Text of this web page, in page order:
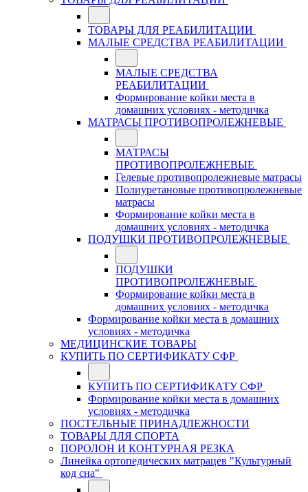
ТОВАРЫ ДЛЯ РЕАБИЛИТАЦИИ
МАЛЫЕ СРЕДСТВА РЕАБИЛИТАЦИИ
МАЛЫЕ СРЕДСТВА
РЕАБИЛИТАЦИИ
Формирование койки места в
домашних условиях - методичка
МАТРАСЫ ПРОТИВОПРОЛЕЖНЕВЫЕ
МАТРАСЫ
ПРОТИВОПРОЛЕЖНЕВЫЕ
Гелевые противопролежневые матрасы
Полиуретановые противопролежневые
матрасы
Формирование койки места в
домашних условиях - методичка
ПОДУШКИ ПРОТИВОПРОЛЕЖНЕВЫЕ
ПОДУШКИ
ПРОТИВОПРОЛЕЖНЕВЫЕ
Формирование койки места в
домашних условиях - методичка
Формирование койки места в домашних
условиях - методичка
МЕДИЦИНСКИЕ ТОВАРЫ
КУПИТЬ ПО СЕРТИФИКАТУ СФР
КУПИТЬ ПО СЕРТИФИКАТУ СФР
Формирование койки места в домашних
условиях - методичка
ПОСТЕЛЬНЫЕ ПРИНАДЛЕЖНОСТИ
ТОВАРЫ ДЛЯ СПОРТА
ПОРОЛОН И КОНТУРНАЯ РЕЗКА
Линейка ортопедических матрацев "Культурный
код сна"